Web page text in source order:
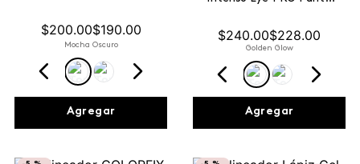
$200.00$190.00
Mocha Oscuro
Agregar
$240.00$228.00
Golden Glow
Agregar